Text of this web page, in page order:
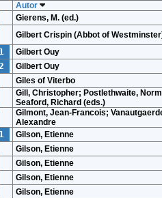
Autor
Gierens, M. (ed.)
Gilbert Crispin (Abbot of
Gilbert Ouy
Gilbert Ouy
Giles of Viterbo
Gill, Christopher; Postlethwaite,
Seaford, Richard (eds.)
Gilmont, Jean-Francois;
Alexandre
Gilson, Etienne
Gilson, Etienne
Gilson, Etienne
Gilson, Etienne
Gilson, Etienne